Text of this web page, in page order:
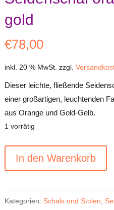
gold
€78,00
inkl. 20 % MwSt. zzgl.
Dieser leichte, fließende
einer großartigen, leuchtenden
aus Orange und Gold-Gelb.
1 vorrätig
orange
In den Warenkorb
e
Kategorien: Schals und Stolen